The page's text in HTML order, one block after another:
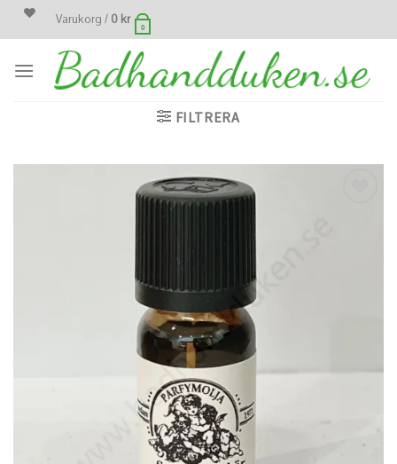
Skip
Varukorg / 0 kr
0
FILTRERA